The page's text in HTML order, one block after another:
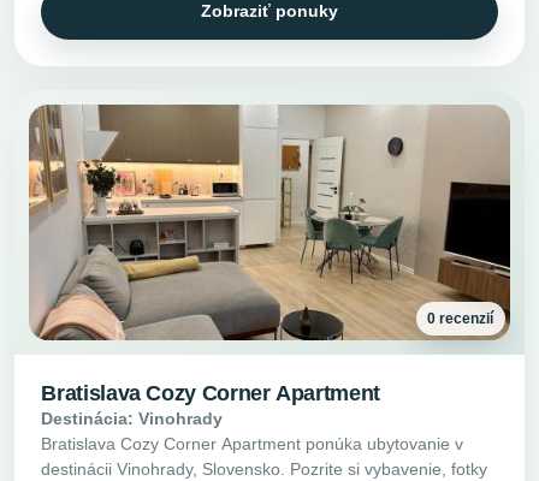
Zobraziť ponuky
0 recenzií
Bratislava Cozy Corner Apartment
Destinácia: Vinohrady
Bratislava Cozy Corner Apartment ponúka ubytovanie v
destinácii Vinohrady, Slovensko. Pozrite si vybavenie, fotky